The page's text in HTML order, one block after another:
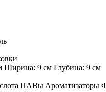
Ширина: 9 см Глубина: 9 см
ПАВы Ароматизаторы